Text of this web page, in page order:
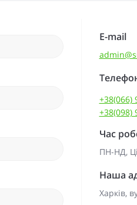
E-mail
+38(066)
+38(098)
Час
ПН-НД,
Наша
Харків,